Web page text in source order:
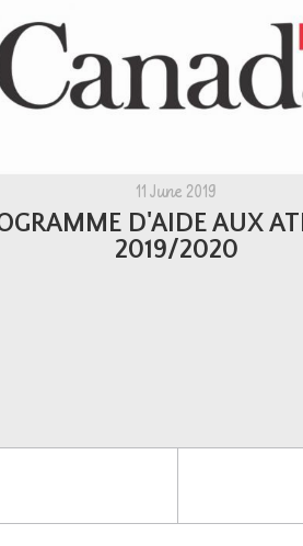
11 June 2019
D'AIDE AUX
2019/2020